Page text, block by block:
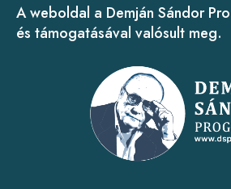
A weboldal a Demján Sándor
és támogatásával valósult meg.